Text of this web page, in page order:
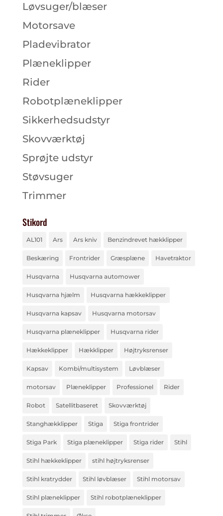
Løvsuger/blæser
Motorsave
Pladevibrator
Plæneklipper
Rider
Robotplæneklipper
Sikkerhedsudstyr
Skovværktøj
Sprøjte udstyr
Støvsuger
Trimmer
Stikord
AL101 Ars Ars kniv Benzindrevet hækklipper
Beskæring Frontrider Græsplæne Havetraktor
Husqvarna Husqvarna automower
Husqvarna hjælm Husqvarna hækkeklipper
Husqvarna kapsav Husqvarna motorsav
Husqvarna plæneklipper Husqvarna rider
Hækkeklipper Hækklipper Højtryksrenser
Kapsav Kombi/multisystem Løvblæser
motorsav Plæneklipper Professionel Rider
Robot Satellitbaseret Skovværktøj
Stanghækklipper Stiga Stiga frontrider
Stiga Park Stiga plæneklipper Stiga rider Stihl
Stihl hækkeklipper stihl højtryksrenser
Stihl kratrydder Stihl løvblæser Stihl motorsav
Stihl plæneklipper Stihl robotplæneklipper